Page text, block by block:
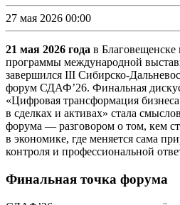
27 мая 2026 00:00
21 мая 2026 года в Благовещенске
программы международной
завершился III Сибирско-
форум СДАФ’26. Финальная
«Цифровая трансформация
в сделках и активах» стала
форума — разговором о том, кем
в экономике, где меняется сама
контроля и профессиональной
Финальная точка форума